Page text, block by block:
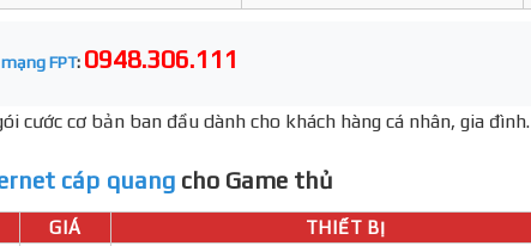
FPT: 0948.306.111
cước cơ bản ban đầu dành cho khách hàng cá nhân, gia đình.
cáp quang cho Game thủ
GIÁ THIẾT BỊ